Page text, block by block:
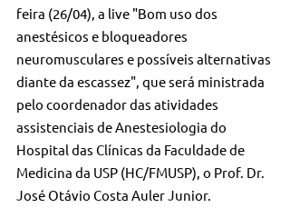
feira (26/04), a live "Bom uso dos
anestésicos e bloqueadores
neuromusculares e possíveis alternativas
diante da escassez", que será ministrada
pelo coordenador das atividades
assistenciais de Anestesiologia do
Hospital das Clínicas da Faculdade de
Medicina da USP (HC/FMUSP), o Prof. Dr.
José Otávio Costa Auler Junior.